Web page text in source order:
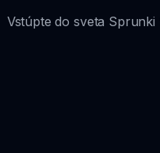
Vstúpte do sveta